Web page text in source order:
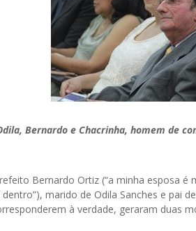
Bernardo e Chacrinha, homem de
Bernardo Ortiz (“a minha esposa é
marido de Odila Sanches e pai
à verdade, geraram duas